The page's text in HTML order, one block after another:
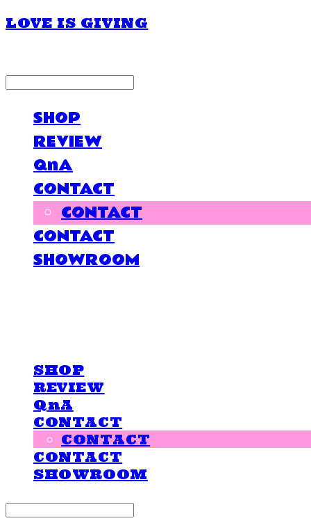
LOVE IS GIVING
SHOP
REVIEW
QnA
CONTACT
CONTACT
CONTACT
SHOWROOM
SHOP
REVIEW
QnA
CONTACT
CONTACT
CONTACT
SHOWROOM